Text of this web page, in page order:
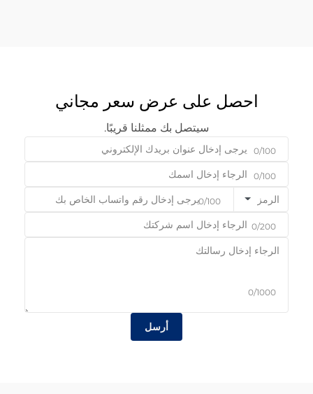
احصل على عرض سعر مجاني
سيتصل بك ممثلنا قريبًا.
0/100
0/100
الرمز 0/100
0/200
0/1000
أرسل